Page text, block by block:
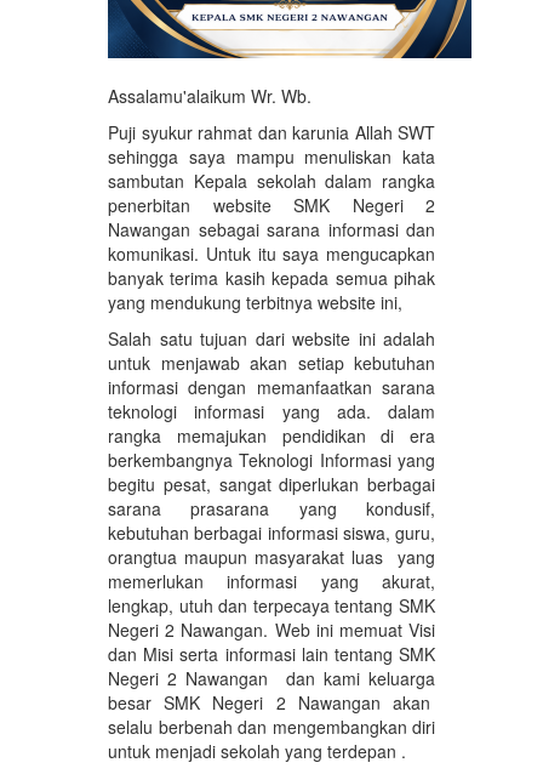
Assalamu'alaikum Wr. Wb.
Puji syukur rahmat dan karunia Allah SWT
sehingga saya mampu menuliskan kata
sambutan Kepala sekolah dalam rangka
penerbitan website SMK Negeri 2
Nawangan sebagai sarana informasi dan
komunikasi. Untuk itu saya mengucapkan
banyak terima kasih kepada semua pihak
yang mendukung terbitnya website ini,
Salah satu tujuan dari website ini adalah
untuk menjawab akan setiap kebutuhan
informasi dengan memanfaatkan sarana
teknologi informasi yang ada. dalam
rangka memajukan pendidikan di era
berkembangnya Teknologi Informasi yang
begitu pesat, sangat diperlukan berbagai
sarana prasarana yang kondusif,
kebutuhan berbagai informasi siswa, guru,
orangtua maupun masyarakat luas yang
memerlukan informasi yang akurat,
lengkap, utuh dan terpecaya tentang SMK
Negeri 2 Nawangan. Web ini memuat Visi
dan Misi serta informasi lain tentang SMK
Negeri 2 Nawangan dan kami keluarga
besar SMK Negeri 2 Nawangan akan
selalu berbenah dan mengembangkan diri
untuk menjadi sekolah yang terdepan .